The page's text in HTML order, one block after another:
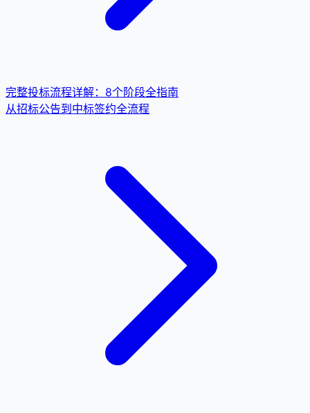
完整投标流程详解：8个阶段全指南
从招标公告到中标签约全流程